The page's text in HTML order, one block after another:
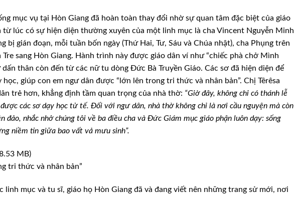
mục vụ tại Hòn Giang đã hoàn toàn thay đổi nhờ sự quan tâm đặc biệt của giáo
từ lúc có sự hiện diện thường xuyên của một linh mục là cha Vincent Nguyễn Minh
bị gián đoạn, mỗi tuần bốn ngày (Thứ Hai, Tư, Sáu và Chúa nhật), cha Phụng trên
sang Hòn Giang. Hành trình này được giáo dân ví như “chiếc phà chở Mình
thân còn đến từ các nữ tu dòng Đức Bà Truyền Giáo. Các sơ đã hiện diện để
giúp con em ngư dân được “lớn lên trong tri thức và nhân bản”. Chị Têrêsa
trẻ hơn, khẳng định tầm quan trọng của nhà thờ: “Giờ đây, không chỉ có thánh lễ
các sơ dạy học tử tế. Đối với ngư dân, nhà thờ không chỉ là nơi cầu nguyện mà còn
đảo, nhắc nhở chúng tôi về ba điều cha và Đức Giám mục giáo phận luôn dạy: sống
niềm tin giữa bao vất vả mưu sinh”.
tri thức và nhân bản”
linh mục và tu sĩ, giáo họ Hòn Giang đã và đang viết nên những trang sử mới, nơi